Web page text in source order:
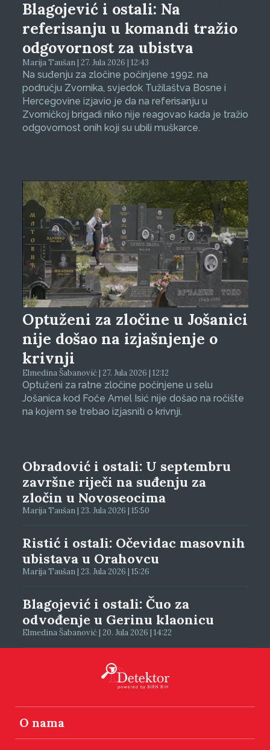
Blagojević i ostali: Na
referisanju u komandi tražio
odgovornost za ubistva
Marija Taušan | 27. Jula 2026 | 12:43
Na suđenju za zločine počinjene 1992. na
području Zvornika, svjedok Tužilaštva Bosne i
Hercegovine izjavio je da na referisanju u
Zvorničkoj brigadi niko nije reagovao kada je tražio
odgovornost onih koji su ubili muškarce.
Optuženi za zločine u Jošanici
nije došao na izjašnjenje o
krivnji
Elmedina Šabanović | 27. Jula 2026 | 12:12
Optuženi za ratne zločine počinjene u selu
Jošanica kod Foče Amel Isić nije došao na ročište
na kojem se trebao izjasniti o krivnji.
Obradović i ostali: U septembru
završne riječi na suđenju za
zločin u Novoseocima
Marija Taušan | 23. Jula 2026 | 15:50
Ristić i ostali: Očevidac masovnih
ubistava u Orahovcu
Marija Taušan | 23. Jula 2026 | 15:26
Blagojević i ostali: Čuo za
odvođenje u Gerinu klaonicu
Elmedina Šabanović | 20. Jula 2026 | 14:22
O nama